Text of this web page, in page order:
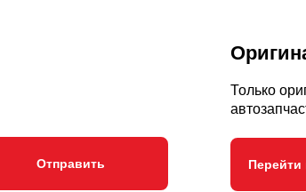
Только
Перейти